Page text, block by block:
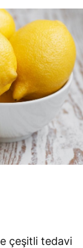
çeşitli tedavi